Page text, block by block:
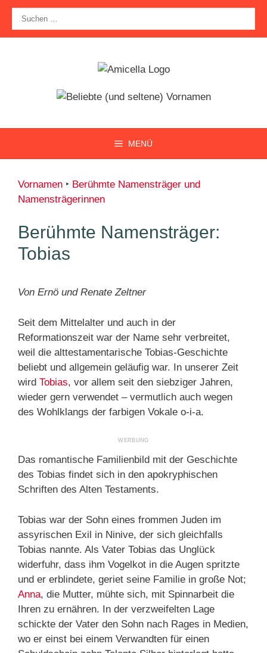
Zum
Inhalt
springen
nach:
MENÜ
Vornamen ‣ Berühmte Namensträger und
Namensträgerinnen
Berühmte Namensträger:
Tobias
Von Ernö und Renate Zeltner
Seit dem Mittelalter und auch in der
Reformationszeit war der Name sehr verbreitet,
weil die alttestamentarische Tobias-Geschichte
beliebt und allgemein geläufig war. In unserer Zeit
wird Tobias, vor allem seit den siebziger Jahren,
wieder gern verwendet – vermutlich auch wegen
des Wohlklangs der farbigen Vokale o-i-a.
Das romantische Familienbild mit der Geschichte
des Tobias findet sich in den apokryphischen
Schriften des Alten Testaments.
Tobias war der Sohn eines frommen Juden im
assyrischen Exil in Ninive, der sich gleichfalls
Tobias nannte. Als Vater Tobias das Unglück
widerfuhr, dass ihm Vogelkot in die Augen spritzte
und er erblindete, geriet seine Familie in große Not;
Anna, die Mutter, mühte sich, mit Spinnarbeit die
Ihren zu ernähren. In der verzweifelten Lage
schickte der Vater den Sohn nach Rages in Medien,
wo er einst bei einem Verwandten für einen